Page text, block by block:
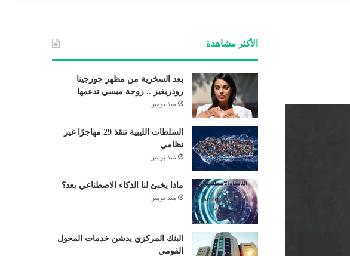
الأكثر مشاهدة
بعد السخرية من مظهر جورجينا
رودريغيز .. زوجة ميسي تدعمها
منذ يومين
السلطات الليبية تنقذ 29 مهاجرًا غير
نظامي
منذ يومين
ماذا يخبئ لنا الذكاء الاصطناعي بعد؟
منذ يومين
البنك المركزي يدشن خدمات المحول
القومي